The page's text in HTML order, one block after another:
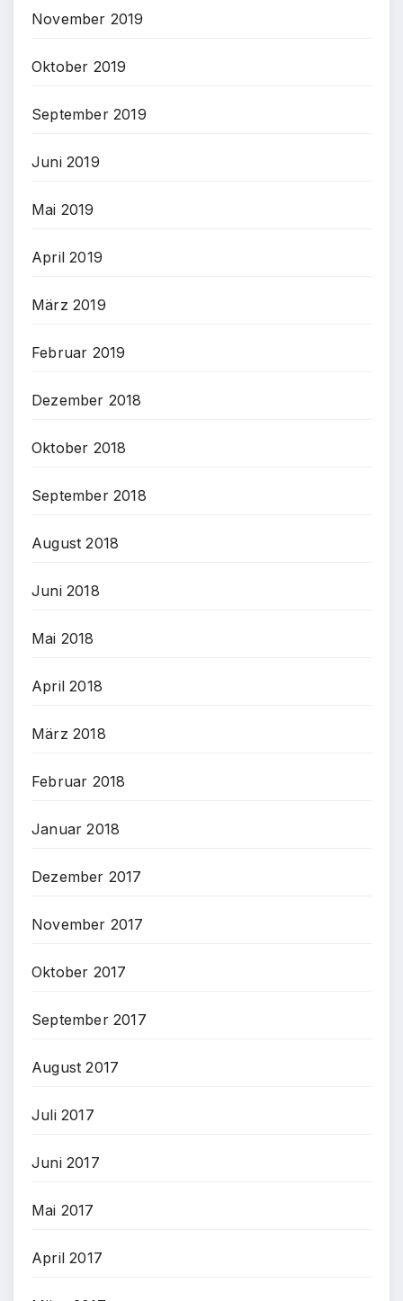
November 2019
Oktober 2019
September 2019
Juni 2019
Mai 2019
April 2019
März 2019
Februar 2019
Dezember 2018
Oktober 2018
September 2018
August 2018
Juni 2018
Mai 2018
April 2018
März 2018
Februar 2018
Januar 2018
Dezember 2017
November 2017
Oktober 2017
September 2017
August 2017
Juli 2017
Juni 2017
Mai 2017
April 2017